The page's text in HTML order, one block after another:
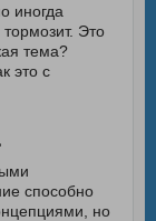
иногда
Это
тема?
это с
способно
но